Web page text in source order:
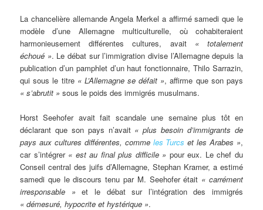
La chancelière allemandeAngela Merkel a affirmé samedi que le
modèle d’une Allemagne multiculturelle, où cohabiteraient
harmonieusement différentes cultures, avait « totalement
échoué ». Le débat sur l’immigration divise l’Allemagne depuis la
publication d’un pamphlet d’un haut fonctionnaire,Thilo Sarrazin,
qui sous le titre « L’Allemagne se défait », affirme que son pays
« s’abrutit » sous le poids des immigrés musulmans.
Horst Seehofer avait fait scandale une semaine plus tôt en
déclarant que son pays n’avait « plus besoin d’immigrants de
pays aux cultures différentes, comme les Turcs et les Arabes »,
car s’intégrer « est au final plus difficile » pour eux. Le chef du
Conseil central des juifs d’Allemagne, Stephan Kramer, a estimé
samedi que le discours tenu par M. Seehofer était « carrément
irresponsable » et le débat sur l’intégration des immigrés
« démesuré, hypocrite et hystérique ».